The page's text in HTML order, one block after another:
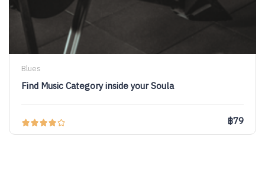
Blues
Find Music Category inside your Soula
฿79